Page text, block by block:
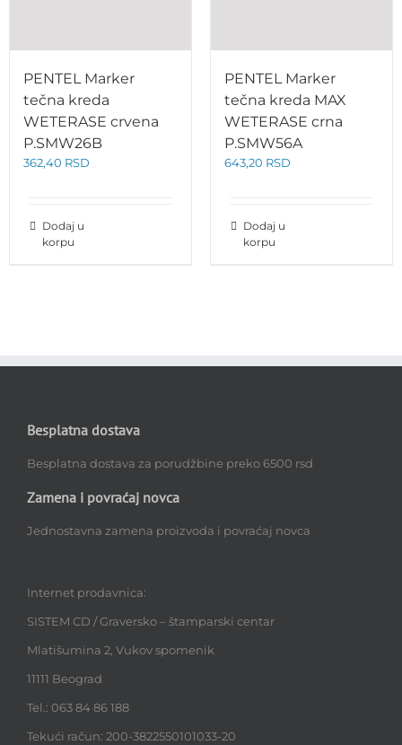
PENTEL Marker
tečna kreda
WETERASE crvena
P.SMW26B
362,40 RSD
Dodaj u
korpu
PENTEL Marker
tečna kreda MAX
WETERASE crna
P.SMW56A
643,20 RSD
Dodaj u
korpu
Besplatna dostava
Besplatna dostava za porudžbine preko 6500 rsd
Zamena i povraćaj novca
Jednostavna zamena proizvoda i povraćaj novca
Internet prodavnica:
SISTEM CD / Graversko – štamparski centar
Mlatišumina 2, Vukov spomenik
11111 Beograd
Tel.: 063 84 86 188
Tekući račun: 200-3822550101033-20